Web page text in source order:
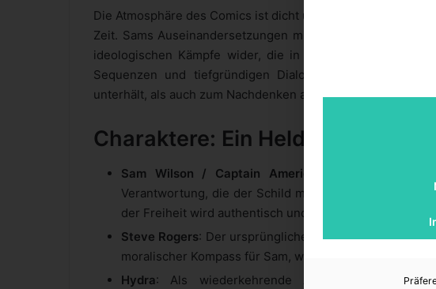
Die Atmosphäre des Comics ist dicht und reflektiert die
Zeit. Sams Auseinandersetzungen mit Hydra sind nicht
ideologischen Kämpfe wider, die in der Gesellschaft
Sequenzen und tiefgründigen Dialogen sorgt für ein
unterhält, als auch zum Nachdenken anregt.
Charaktere: Ein Held im Wandel
Sam Wilson / Captain America
Verantwortung, die der Schild mit sich bringt. Seine
der Freiheit wird authentisch und nachvollziehbar
Steve Rogers: Der ursprüngliche Captain America
moralischer Kompass für Sam, während dieser seinen
Hydra: Als wiederkehrende Antagonisten